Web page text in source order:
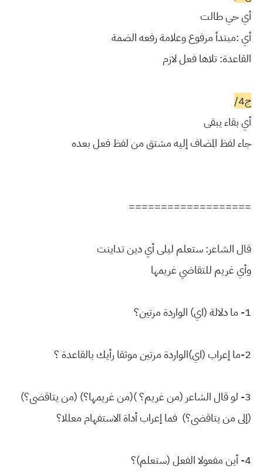
أي حي طالت
أي :مبتدأ مرفوع وعلامة رفعه الضمة
القاعدة: تلاها فعل لازم
ج4/
أي بقاء يبقى
جاء لفظ المضاف إليه مشتق من لفظ فعل بعده
===================
قال الشاعر: ستعلم ليلى أي دين تداينت
وأي غريم للتقاضي غريمها
1- ما دلالة (اي) الواردة مرتين؟
2-ما إعراب (اي)الواردة مرتين موثقا رأيك بالقاعدة ؟
3- لو قال الشاعر (من غريم؟ )(من غريمها؟) (من يتاقضى؟)
(إلى من يتاقضى؟) فما إعراب أداة الاستفهام معللا؟
4- أين مفعولا الفعل (ستعلم)؟